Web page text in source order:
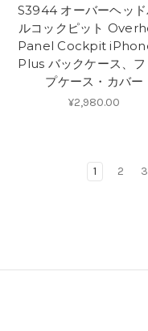
S3944 オーバーヘッド
ルコックピット
Panel Cockpit
Plus バックケース、フ
プケース・カバー
¥2,980.00
1 2 3